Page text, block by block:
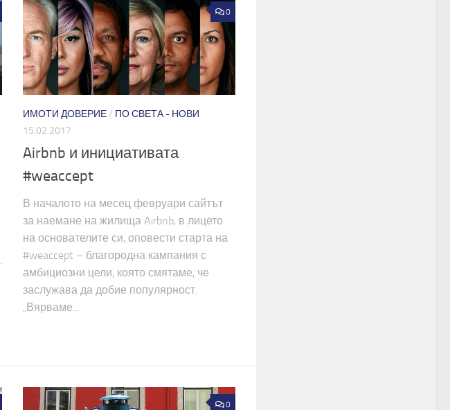
0
ИМОТИ ДОВЕРИЕ/ ПО СВЕТА - НОВИ
15.02.2017
Airbnb и инициативата
#weaccept
В началото на месец февруари сайтът
за наемане на жилища Airbnb, в лицето
на основателите си, оповести старта на
#weaccept – благородна кампания с
амбициозни цели, която смятаме, че
заслужава да добие популярност.
„Вярваме...
0